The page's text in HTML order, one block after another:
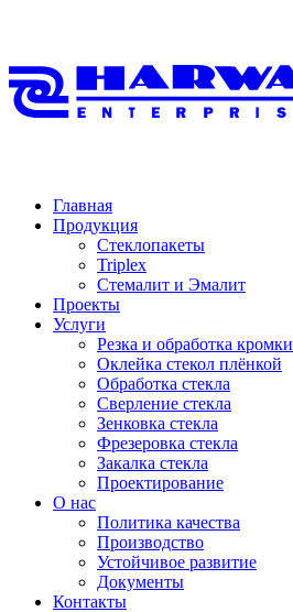
Главная
Продукция
Стеклопакеты
Triplex
Стемалит и Эмалит
Проекты
Услуги
Резка и обработка кромки
Оклейка стекол плёнкой
Обработка стекла
Сверление стекла
Зенковка стекла
Фрезеровка стекла
Закалка стекла
Проектирование
О нас
Политика качества
Производство
Устойчивое развитие
Документы
Контакты